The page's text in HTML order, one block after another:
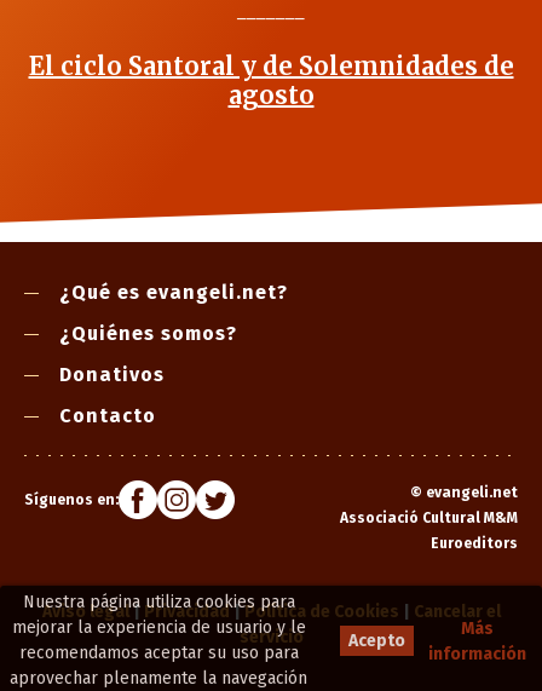
Nuestra página utiliza cookies para
mejorar la experiencia de usuario y le
recomendamos aceptar su uso para
aprovechar plenamente la navegación
Acepto
Más
información
El ciclo Santoral y de Solemnidades de
agosto
¿Qué es evangeli.net?
¿Quiénes somos?
Donativos
Contacto
Síguenos en: © evangeli.net
Associació Cultural M&M
Euroeditors
Aviso legal| Privacidad|Política de Cookies
Cancelar el
servicio